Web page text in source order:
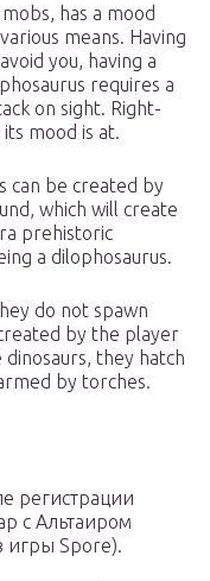
has a mood
means. Having
you, having a
requires a
on sight. Right-
mood is at.
can be created by
which will create
prehistoric
a dilophosaurus.
do not spawn
by the player
they hatch
by torches.
регистрации
с Альтаиром
игры Spore).